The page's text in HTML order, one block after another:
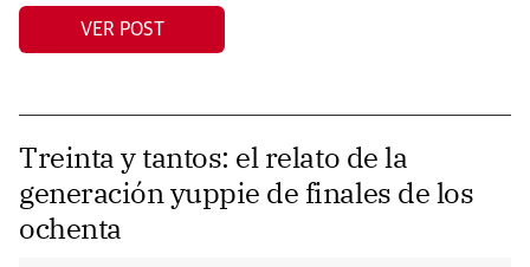
VER POST
Treinta y tantos: el relato de la
generación yuppie de finales de los
ochenta